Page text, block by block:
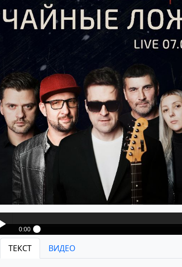
0:00
Белый Город - Чайные Ложки
ТЕКСТ ВИДЕО